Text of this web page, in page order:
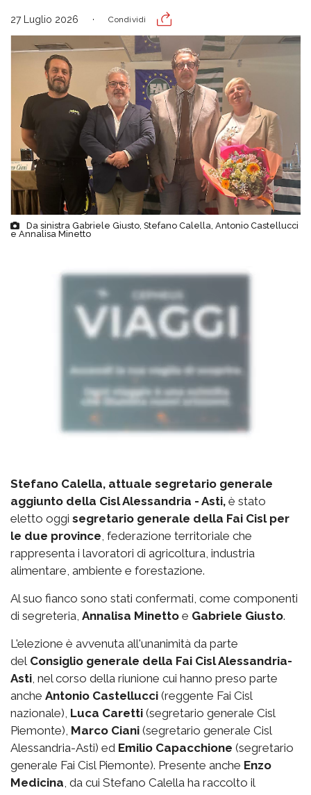
27 Luglio 2026 Condividi
Da sinistra Gabriele Giusto, Stefano Calella, Antonio Castellucci
e Annalisa Minetto
Stefano Calella, attuale segretario generale
aggiunto della Cisl Alessandria - Asti, è stato
eletto oggi segretario generale della Fai Cisl per
le due province, federazione territoriale che
rappresenta i lavoratori di agricoltura, industria
alimentare, ambiente e forestazione.
Al suo fianco sono stati confermati, come componenti
di segreteria, Annalisa Minetto e Gabriele Giusto.
L'elezione è avvenuta all'unanimità da parte
del Consiglio generale della Fai Cisl Alessandria-
Asti, nel corso della riunione cui hanno preso parte
anche Antonio Castellucci (reggente Fai Cisl
nazionale), Luca Caretti (segretario generale Cisl
Piemonte), Marco Ciani (segretario generale Cisl
Alessandria-Asti) ed Emilio Capacchione (segretario
generale Fai Cisl Piemonte). Presente anche Enzo
Medicina, da cui Stefano Calella ha raccolto il